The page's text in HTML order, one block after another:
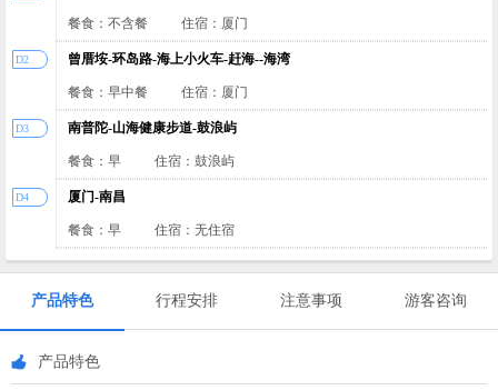
餐食：不含餐 住宿：厦门
曾厝垵-环岛路-海上小火车-赶海--海湾
餐食：早中餐 住宿：厦门
D2
南普陀-山海健康步道-鼓浪屿
餐食：早 住宿：鼓浪屿
D3
厦门-南昌
餐食：早 住宿：无住宿
D4
产品特色 行程安排 注意事项 游客咨询
产品特色